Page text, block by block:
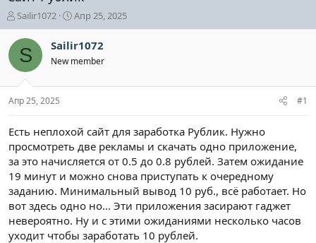
А
в
т
о
р
е
м
Sailir1072
Д
а
а
н
ч
а
Апр 25, 2025
S Sailir1072
New member
Апр 25, 2025 #1
Есть неплохой сайт для заработка Рублик. Нужно
просмотреть две рекламы и скачать одно приложение,
за это начисляется от 0.5 до 0.8 рублей. Затем ожидание
19 минут и можно снова приступать к очередному
заданию. Минимальный вывод 10 руб., всё работает. Но
вот здесь одно но... Эти приложения засирают гаджет
невероятно. Ну и с этими ожиданиями несколько часов
уходит чтобы заработать 10 рублей.